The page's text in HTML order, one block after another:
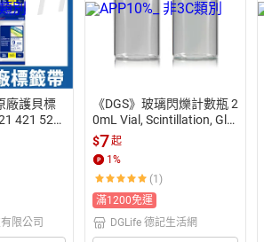
廠護貝標
421 521
限公司
《DGS》玻璃閃爍計數瓶 2
0mL Vial, Scintillation, Gla
ss, 20mL
$7起
1%
(1)
滿1200免運
DGLife 德記生活網